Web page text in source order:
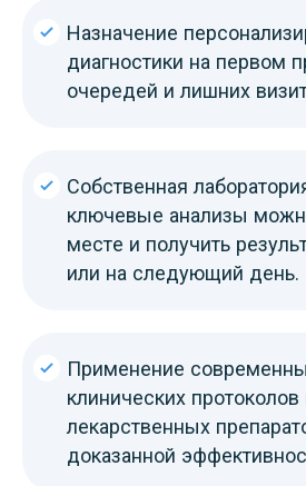
Назначение
диагностики на первом
очередей и лишних
Собственная
ключевые анализы
месте и получить
или на следующий день.
Применение
клинических протоколов
лекарственных
доказанной